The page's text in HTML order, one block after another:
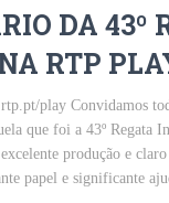
DA 43º
RTP
play Convidamos
que foi a 43º Regata
produção e
papel e significante